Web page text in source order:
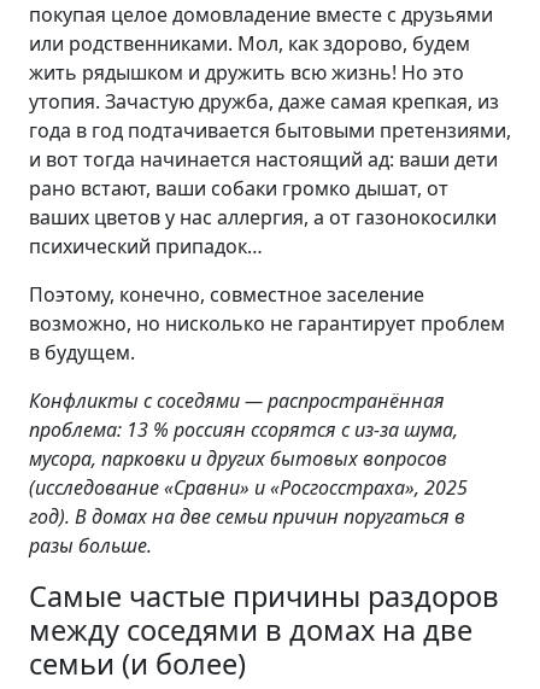
покупая целое домовладение вместе с друзьями
или родственниками. Мол, как здорово, будем
жить рядышком и дружить всю жизнь! Но это
утопия. Зачастую дружба, даже самая крепкая, из
года в год подтачивается бытовыми претензиями,
и вот тогда начинается настоящий ад: ваши дети
рано встают, ваши собаки громко дышат, от
ваших цветов у нас аллергия, а от газонокосилки
психический припадок…
Поэтому, конечно, совместное заселение
возможно, но нисколько не гарантирует проблем
в будущем.
Конфликты с соседями — распространённая
проблема: 13 % россиян ссорятся с из‑за шума,
мусора, парковки и других бытовых вопросов
(исследование «Сравни» и «Росгосстраха», 2025
год). В домах на две семьи причин поругаться в
разы больше.
Самые частые причины раздоров
между соседями в домах на две
семьи (и более)